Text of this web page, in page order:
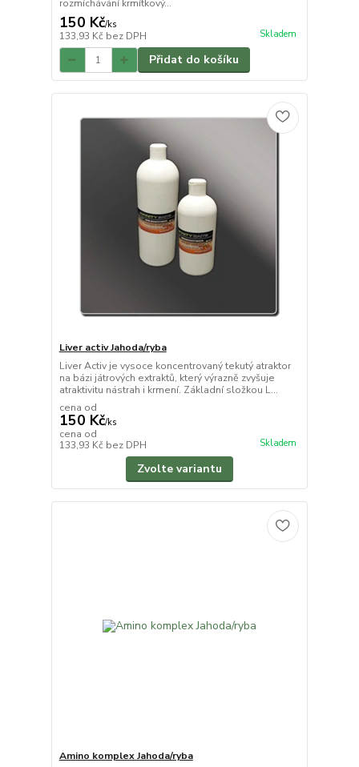
rozmíchávání krmítkový...
150 Kč/ks
133,93 Kč bez DPH Skladem
Přidat do košíku
Liver activ Jahoda/ryba
Liver Activ je vysoce koncentrovaný tekutý atraktor
na bázi játrových extraktů, který výrazně zvyšuje
atraktivitu nástrah i krmení. Základní složkou L...
cena od
150 Kč/ks
cena od
133,93 Kč bez DPH Skladem
Zvolte variantu
Amino komplex Jahoda/ryba